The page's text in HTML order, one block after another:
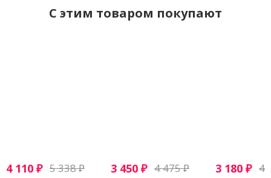
C этим товаром покупают
4 110 ₽ 5 338₽ 3 450 ₽ 4 475₽ 3 180 ₽ 4